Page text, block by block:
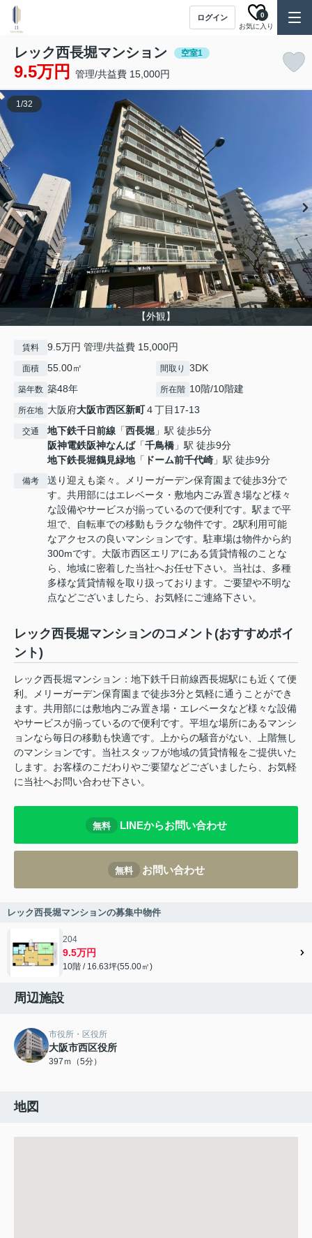
ログイン
お気に入り
0
レック西長堀マンション 空室1
9.5万円 管理/共益費 15,000円
【外観】
1/32
賃料 9.5万円 管理/共益費 15,000円
面積 55.00㎡ 間取り 3DK
築年数 築48年 所在階 10階/10階建
所在地 大阪府大阪市西区新町４丁目17-13
交通 地下鉄千日前線 「西長堀 」駅 徒歩5分
阪神電鉄阪神なんば「千鳥橋 」駅 徒歩9分
地下鉄長堀鶴見緑地「 ドーム前千代崎 」駅 徒歩9分
備考
送り迎えも楽々。メリーガーデン保育園まで徒歩3分で
す。共用部にはエレベータ・敷地内ごみ置き場など様々
な設備やサービスが揃っているので便利です。駅まで平
坦で、自転車での移動もラクな物件です。2駅利用可能
なアクセスの良いマンションです。駐車場は物件から約
300mです。大阪市西区エリアにある賃貸情報のことな
ら、地域に密着した当社へお任せ下さい。当社は、多種
多様な賃貸情報を取り扱っております。ご要望や不明な
点などございましたら、お気軽にご連絡下さい。
レック西長堀マンションのコメント(おすすめポイ
ント)
レック西長堀マンション：地下鉄千日前線西長堀駅にも近くて便
利。メリーガーデン保育園まで徒歩3分と気軽に通うことができ
ます。共用部には敷地内ごみ置き場・エレベータなど様々な設備
やサービスが揃っているので便利です。平坦な場所にあるマンシ
ョンなら毎日の移動も快適です。上からの騒音がない、上階無し
のマンションです。当社スタッフが地域の賃貸情報をご提供いた
します。お客様のこだわりやご要望などございましたら、お気軽
に当社へお問い合わせ下さい。
無料 LINEからお問い合わせ
無料 お問い合わせ
レック西長堀マンションの募集中物件
204
9.5万円
10階 / 16.63坪(55.00㎡)
周辺施設
市役所・区役所
大阪市西区役所
397ｍ（5分）
地図